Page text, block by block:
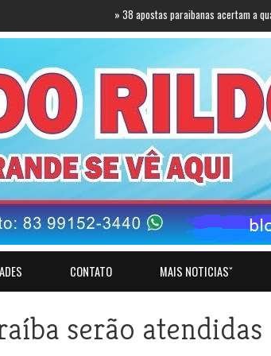
38 apostas paraibanas acertam a quadra
CONTATO MAIS NOTICIASˇ
serão atendidas